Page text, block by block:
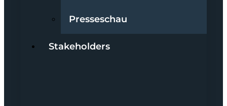
Presseschau
Stakeholders